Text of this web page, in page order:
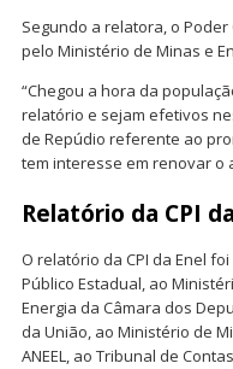
Segundo a relatora, o
pelo Ministério de Minas e
“Chegou a hora da
relatório e sejam efetivos
de Repúdio referente ao
tem interesse em renovar o
Relatório da CPI
O relatório da CPI da Enel
Público Estadual, ao
Energia da Câmara dos
da União, ao Ministério de
ANEEL, ao Tribunal de